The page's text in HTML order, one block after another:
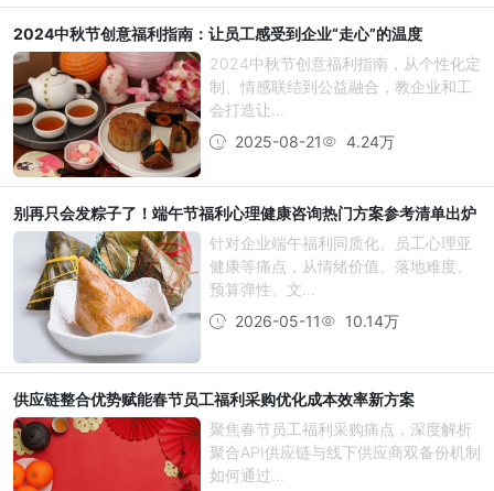
2024中秋节创意福利指南：让员工感受到企业“走心”的温度
2024中秋节创意福利指南，从个性化定
制、情感联结到公益融合，教企业和工
会打造让...
2025-08-21
4.24万
别再只会发粽子了！端午节福利心理健康咨询热门方案参考清单出炉
针对企业端午福利同质化、员工心理亚
健康等痛点，从情绪价值、落地难度、
预算弹性、文...
2026-05-11
10.14万
供应链整合优势赋能春节员工福利采购优化成本效率新方案
聚焦春节员工福利采购痛点，深度解析
聚合API供应链与线下供应商双备份机制
如何通过...